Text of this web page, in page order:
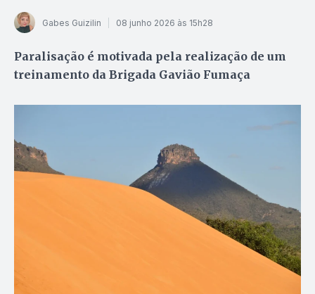
Gabes Guizilin 08 junho 2026 às 15h28
Paralisação é motivada pela realização de um
treinamento da Brigada Gavião Fumaça